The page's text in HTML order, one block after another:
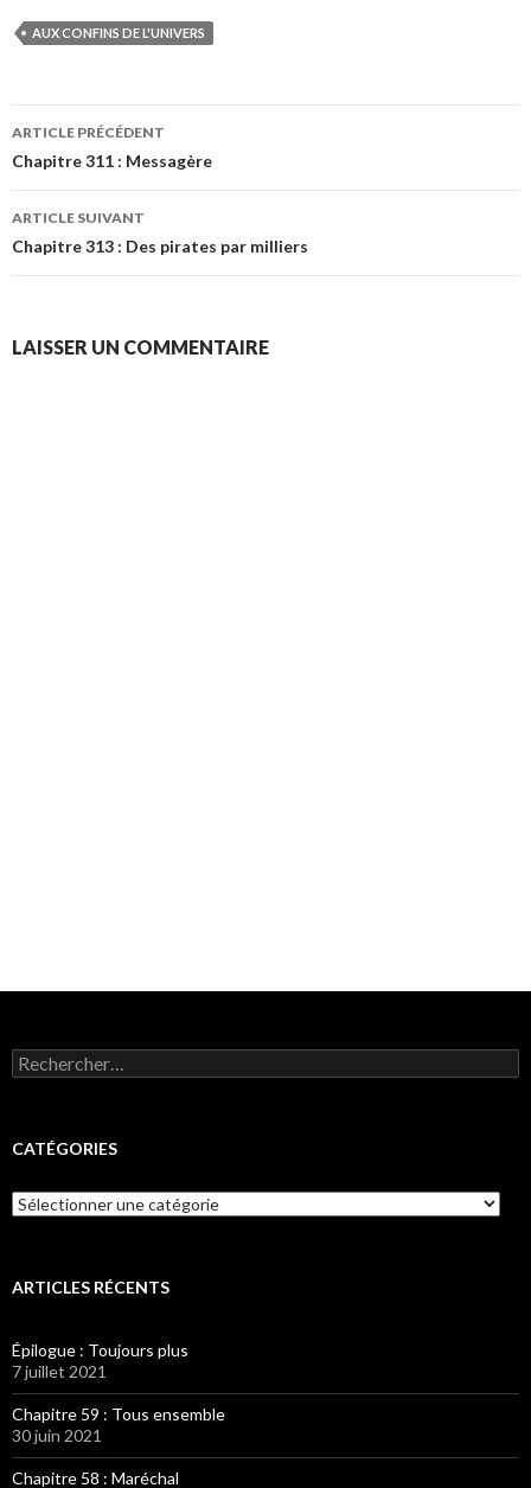
AUX CONFINS DE L'UNIVERS
Navigation
des
articles
ARTICLE PRÉCÉDENT
Chapitre 311 : Messagère
ARTICLE SUIVANT
Chapitre 313 : Des pirates par milliers
LAISSER UN COMMENTAIRE
Rechercher :
CATÉGORIES
Catégories
ARTICLES RÉCENTS
Épilogue : Toujours plus
7 juillet 2021
Chapitre 59 : Tous ensemble
30 juin 2021
Chapitre 58 : Maréchal